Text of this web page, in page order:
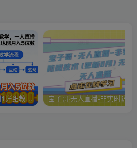
抖音直播变现课从0到1详细教学，一人直播变现拿结果的全链路，普通人也能月入5位数